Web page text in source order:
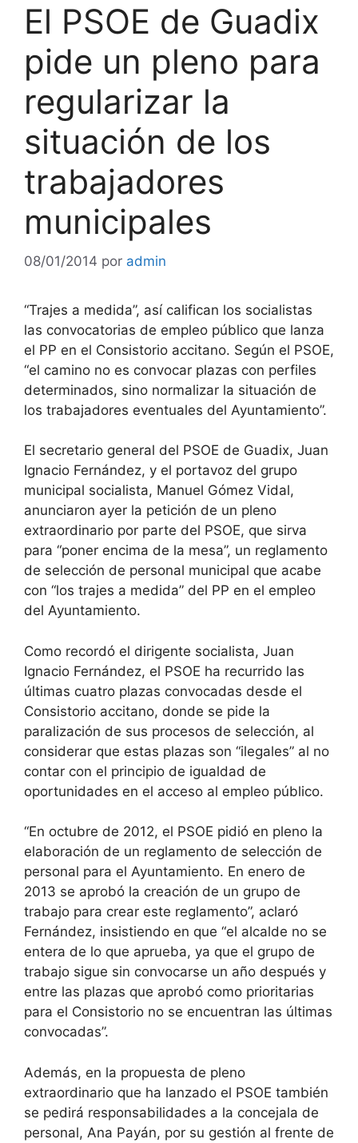
El PSOE de Guadix
pide un pleno para
regularizar la
situación de los
trabajadores
municipales
08/01/2014 por admin
“Trajes a medida”, así califican los socialistas
las convocatorias de empleo público que lanza
el PP en el Consistorio accitano. Según el PSOE,
“el camino no es convocar plazas con perfiles
determinados, sino normalizar la situación de
los trabajadores eventuales del Ayuntamiento”.
El secretario general del PSOE de Guadix, Juan
Ignacio Fernández, y el portavoz del grupo
municipal socialista, Manuel Gómez Vidal,
anunciaron ayer la petición de un pleno
extraordinario por parte del PSOE, que sirva
para “poner encima de la mesa”, un reglamento
de selección de personal municipal que acabe
con “los trajes a medida” del PP en el empleo
del Ayuntamiento.
Como recordó el dirigente socialista, Juan
Ignacio Fernández, el PSOE ha recurrido las
últimas cuatro plazas convocadas desde el
Consistorio accitano, donde se pide la
paralización de sus procesos de selección, al
considerar que estas plazas son “ilegales” al no
contar con el principio de igualdad de
oportunidades en el acceso al empleo público.
“En octubre de 2012, el PSOE pidió en pleno la
elaboración de un reglamento de selección de
personal para el Ayuntamiento. En enero de
2013 se aprobó la creación de un grupo de
trabajo para crear este reglamento”, aclaró
Fernández, insistiendo en que “el alcalde no se
entera de lo que aprueba, ya que el grupo de
trabajo sigue sin convocarse un año después y
entre las plazas que aprobó como prioritarias
para el Consistorio no se encuentran las últimas
convocadas”.
Además, en la propuesta de pleno
extraordinario que ha lanzado el PSOE también
se pedirá responsabilidades a la concejala de
personal, Ana Payán, por su gestión al frente de